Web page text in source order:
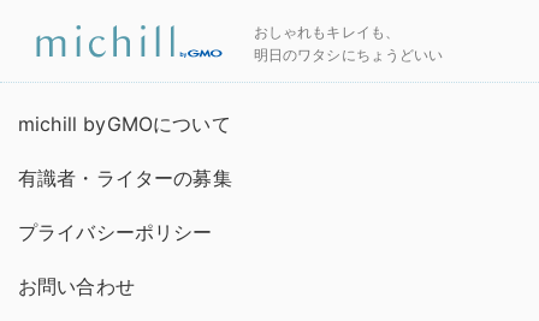
おしゃれもキレイも、
明日のワタシにちょうどいい
michill byGMOについて
有識者・ライターの募集
プライバシーポリシー
お問い合わせ